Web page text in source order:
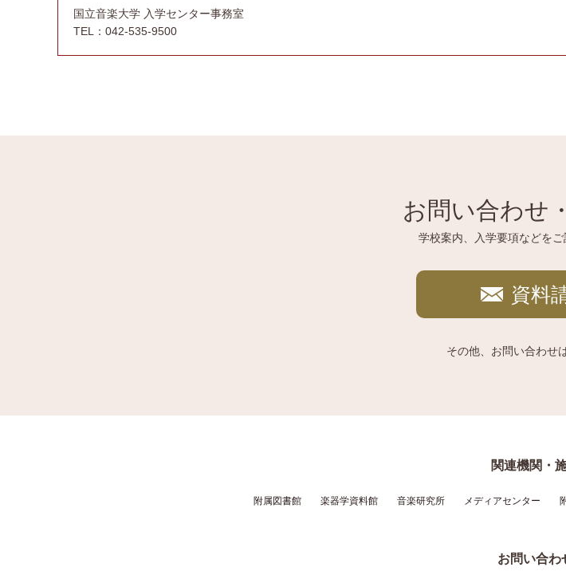
国立音楽大学 入学センター事務室
TEL：042-535-9500
お問い合わせ
学校案内、入学要項などを
資料
その他、お問い合わせ
関連機関・
附属図書館 楽器学資料館 音楽研究所 メディアセンター
お問い合わ